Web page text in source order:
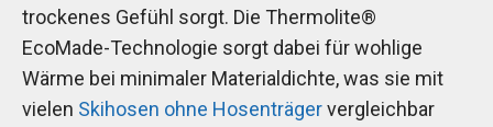
trockenes Gefühl sorgt. Die Thermolite®
EcoMade-Technologie sorgt dabei für wohlige
Wärme bei minimaler Materialdichte, was sie mit
vielen Skihosen ohne Hosenträgervergleichbar